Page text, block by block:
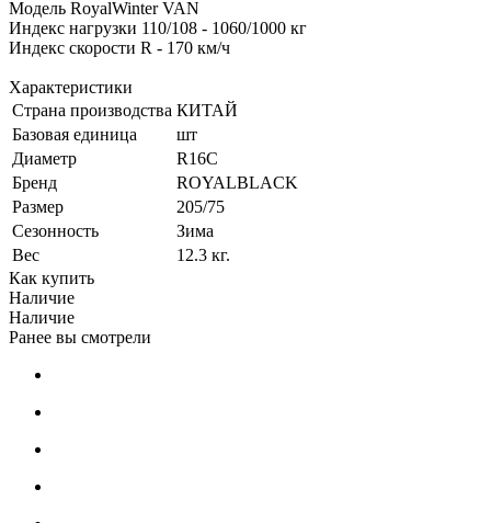
Модель RoyalWinter VAN
Индекс нагрузки 110/108 - 1060/1000 кг
Индекс скорости R - 170 км/ч
Характеристики
Страна производства КИТАЙ
Базовая единица
шт
Диаметр
R16C
Бренд
ROYALBLACK
Размер
205/75
Сезонность
Зима
Вес
12.3 кг.
Как купить
Наличие
Наличие
Ранее вы смотрели